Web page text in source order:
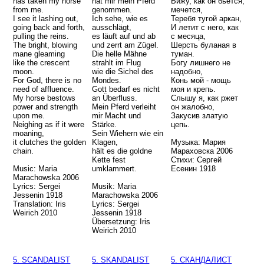
from me.
I see it lashing out,
going back and forth,
pulling the reins.
The bright, blowing
mane gleaming
like the crescent
moon.
For God, there is no
need of affluence.
My horse bestows
power and strength
upon me.
Neighing as if it were
moaning,
it clutches the golden
chain.
Music: Maria
Marachowska 2006
Lyrics: Sergei
Jessenin 1918
Translation: Iris
Weirich 2010
genommen.
Ich sehe, wie es
ausschlägt,
es läuft auf und ab
und zerrt am Zügel.
Die helle Mähne
strahlt im Flug
wie die Sichel des
Mondes.
Gott bedarf es nicht
an Überfluss.
Mein Pferd verleiht
mir Macht und
Stärke.
Sein Wiehern wie ein
Klagen,
hält es die goldne
Kette fest
umklammert.
Musik: Maria
Marachowska 2006
Lyrics: Sergei
Jessenin 1918
Übersetzung: Iris
Weirich 2010
мечется,
Теребя тугой аркан,
И летит с него, как
с месяца,
Шерсть буланая в
туман.
Богу лишнего не
надобно,
Конь мой - мощь
моя и крепь.
Слышу я, как ржет
он жалобно,
Закусив златую
цепь.
Музыка: Мария
Мараховска 2006
Стихи: Сергей
Есенин 1918
5. SCANDALIST 5. SKANDALIST
5. СКАНДАЛИСТ